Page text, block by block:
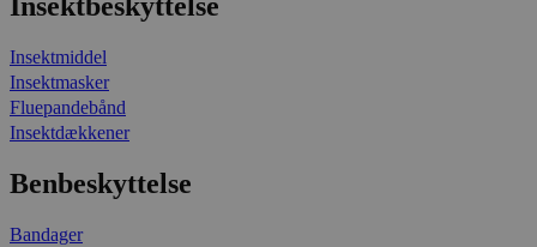
Insektmiddel
Insektmasker
Fluepandebånd
Insektdækkener
Benbeskyttelse
Bandager